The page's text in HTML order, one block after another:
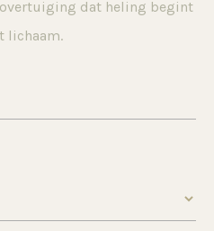
dat heling begint
lichaam.